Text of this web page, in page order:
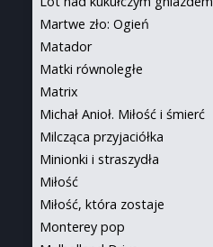
Martwe zło: Ogień
Matador
Matki równoległe
Matrix
Michał Anioł. Miłość i śmierć
Milcząca przyjaciółka
Minionki i straszydła
Miłość
Miłość, która zostaje
Monterey pop